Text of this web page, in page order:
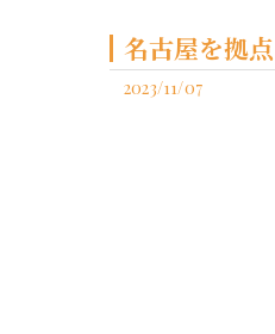
名古屋を拠
2023/11/07